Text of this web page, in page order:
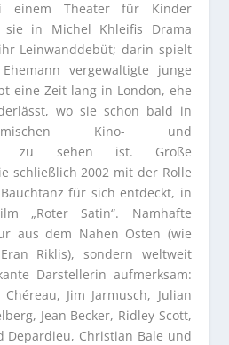
einem Theater für Kinder
sie in Michel Khleifis Drama
Leinwanddebüt; darin spielt
vergewaltigte junge
eine Zeit lang in London, ehe
wo sie schon bald in
Kino- und
zu sehen ist. Große
schließlich 2002 mit der Rolle
für sich entdeckt, in
„Roter Satin“. Namhafte
aus dem Nahen Osten (wie
Riklis), sondern weltweit
Darstellerin aufmerksam:
Jim Jarmusch, Julian
Jean Becker, Ridley Scott,
Depardieu, Christian Bale und